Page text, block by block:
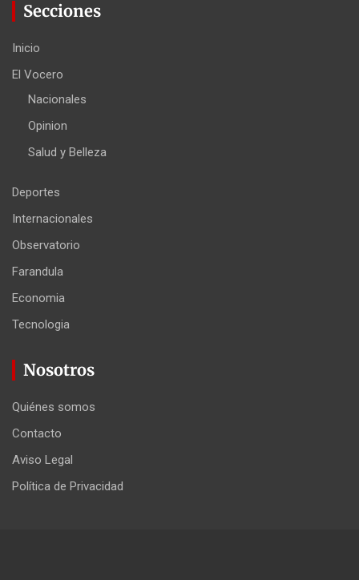
Secciones
Inicio
El Vocero
Nacionales
Opinion
Salud y Belleza
Deportes
Internacionales
Observatorio
Farandula
Economia
Tecnologia
Nosotros
Quiénes somos
Contacto
Aviso Legal
Política de Privacidad